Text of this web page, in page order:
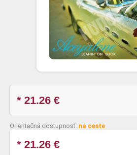
* 21.26 €
Orientačná dostupnosť: na ceste
* 21.26 €